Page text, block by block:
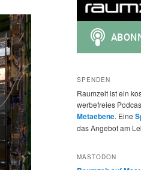
SPENDEN
Raumzeit ist ein
werbefreies
Metaebene. Eine
das Angebot am
MASTODON